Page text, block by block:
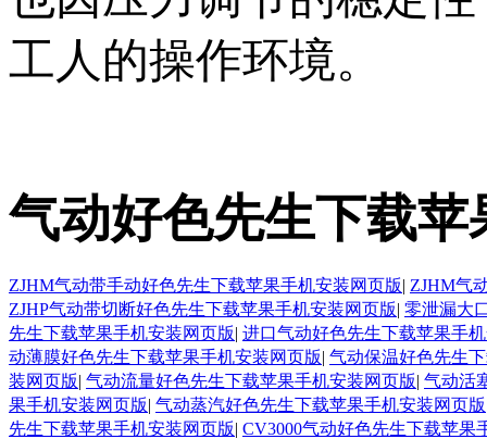
工人的操作环境。
气动好色先生下载
ZJHM气动带手动好色先生下载苹果手机安装网页版| ZJHM气
ZJHP气动带切断好色先生下载苹果手机安装网页版| 零泄漏大
先生下载苹果手机安装网页版| 进口气动好色先生下载苹果手
动薄膜好色先生下载苹果手机安装网页版| 气动保温好色先生
装网页版| 气动流量好色先生下载苹果手机安装网页版| 气动活
果手机安装网页版| 气动蒸汽好色先生下载苹果手机安装网页版
先生下载苹果手机安装网页版| CV3000气动好色先生下载苹果